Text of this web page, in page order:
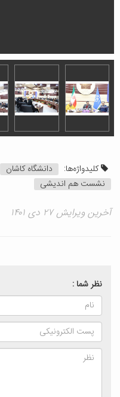
کلیدواژه‌ها: دانشگاه کاشان
نشست هم اندیشی
آخرین ویرایش ۲۷ دی ۱۴۰۱
نظر شما :